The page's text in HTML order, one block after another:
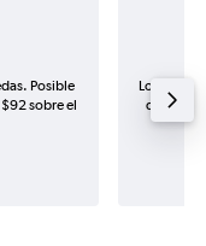
Posible
sobre el
Los
de